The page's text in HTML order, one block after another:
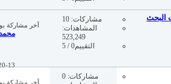
البحث
مشاركات: 10
المشاهدات:
523,249
التقييم0 / 5
آخر مشاركة
13,
مشاركات: 0
آخر مشاركة